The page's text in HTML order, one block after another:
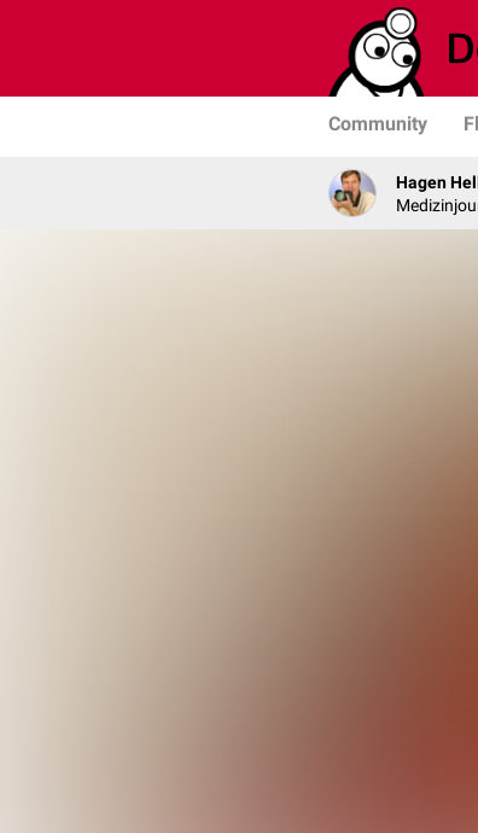
Community
Hagen